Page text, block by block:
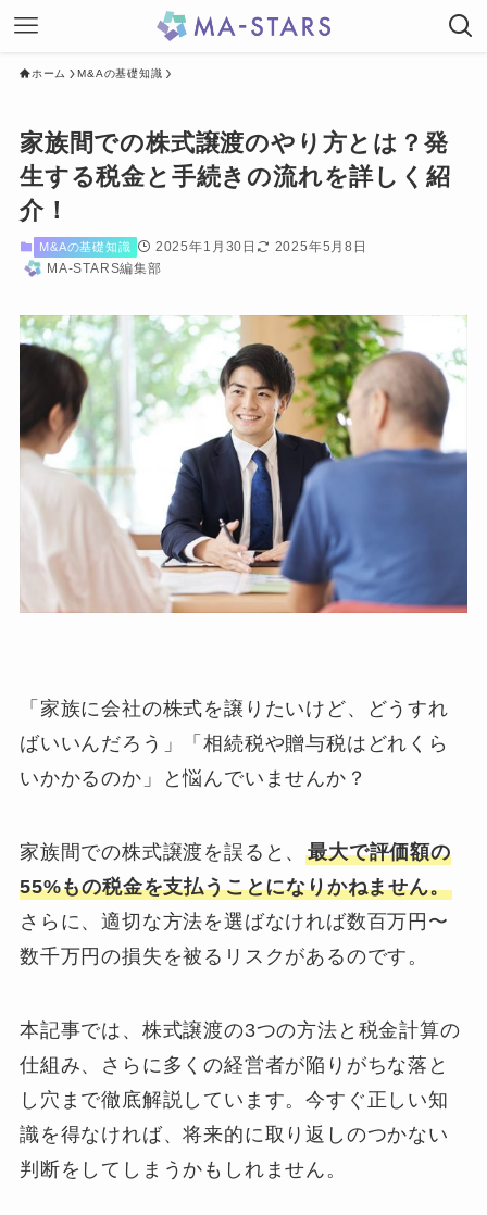
ホーム M&Aの基礎知識
家族間での株式譲渡のやり方とは？発
生する税金と手続きの流れを詳しく紹
介！
M&Aの基礎知識 2025年1月30日
2025年5月8日
MA-STARS編集部
「家族に会社の株式を譲りたいけど、どうすれ
ばいいんだろう」「相続税や贈与税はどれくら
いかかるのか」と悩んでいませんか？
家族間での株式譲渡を誤ると、最大で評価額の
55%もの税金を支払うことになりかねません。
さらに、適切な方法を選ばなければ数百万円〜
数千万円の損失を被るリスクがあるのです。
本記事では、株式譲渡の3つの方法と税金計算の
仕組み、さらに多くの経営者が陥りがちな落と
し穴まで徹底解説しています。今すぐ正しい知
識を得なければ、将来的に取り返しのつかない
判断をしてしまうかもしれません。